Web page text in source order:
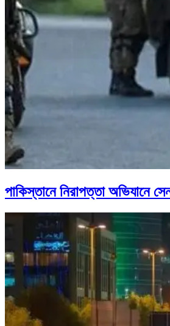
পাকিস্তানে নিরাপত্তা অভিযানে